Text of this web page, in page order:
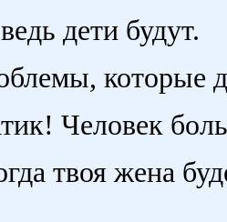
дети будут.
которые
Человек
твоя жена